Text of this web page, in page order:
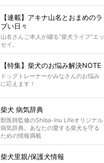
【連載】アキナ山名とおまめのラ
ブい日々
山名さんご本人が綴る“柴犬ライフ”エッ
セイ。
【特集】柴犬のお悩み解決NOTE
ドッグトレーナーがみなさんのお悩み
に応えます！
柴犬 病気辞典
獣医師監修のShiba-Inu Lifeオリジナル
病気辞典。あなたの愛する柴犬を守る
ための情報満載
柴犬里親/保護犬情報